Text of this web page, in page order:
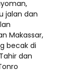
jalan dan
Makassar,
becak di
dan